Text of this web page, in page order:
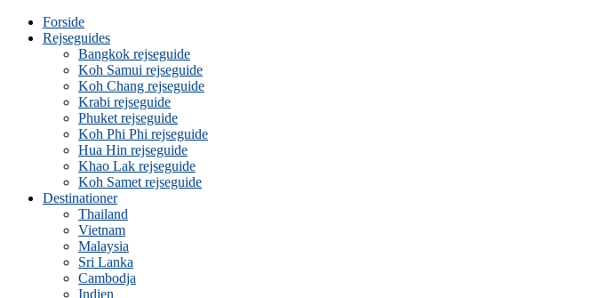
Forside
Rejseguides
Bangkok rejseguide
Koh Samui rejseguide
Koh Chang rejseguide
Krabi rejseguide
Phuket rejseguide
Koh Phi Phi rejseguide
Hua Hin rejseguide
Khao Lak rejseguide
Koh Samet rejseguide
Destinationer
Thailand
Vietnam
Malaysia
Sri Lanka
Cambodja
Indien